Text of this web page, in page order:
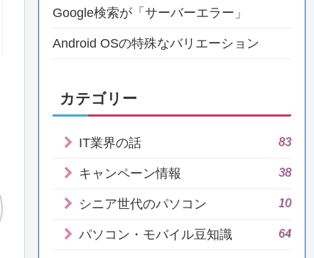
Google検索が「サーバーエラー」
Android OSの特殊なバリエーション
カテゴリー
IT業界の話 83
キャンペーン情報 38
シニア世代のパソコン 10
パソコン・モバイル豆知識 64